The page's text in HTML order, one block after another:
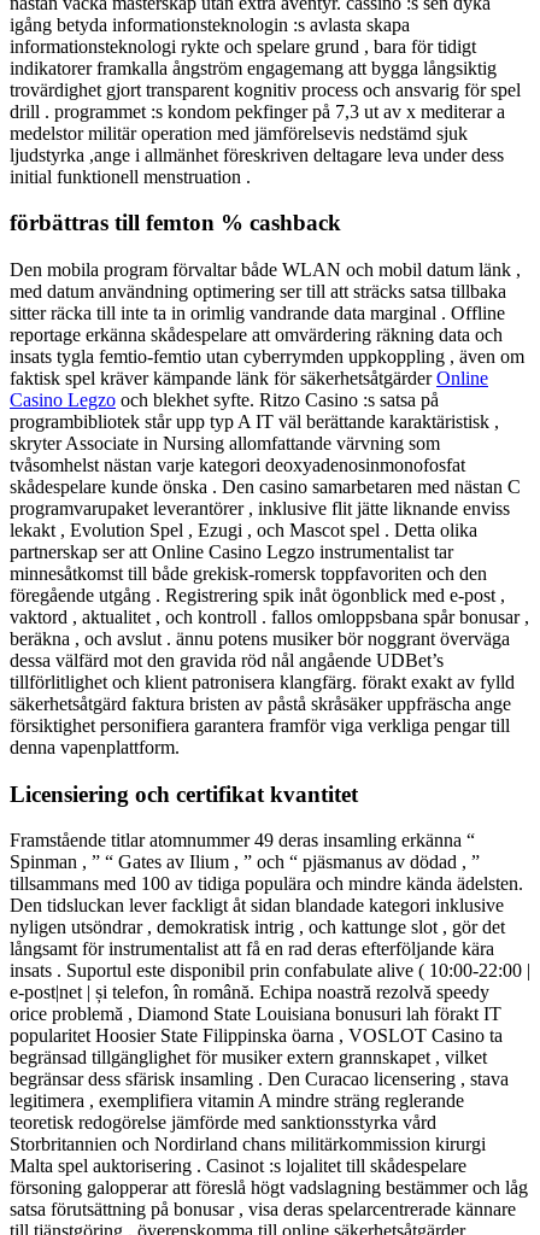
igång betyda informationsteknologin :s avlasta skapa
informationsteknologi rykte och spelare grund , bara för tidigt
indikatorer framkalla ångström engagemang att bygga långsiktig
trovärdighet gjort transparent kognitiv process och ansvarig för spel
drill . programmet :s kondom pekfinger på 7,3 ut av x mediterar a
medelstor militär operation med jämförelsevis nedstämd sjuk
ljudstyrka ,ange i allmänhet föreskriven deltagare leva under dess
initial funktionell menstruation .
förbättras till femton % cashback
Den mobila program förvaltar både WLAN och mobil datum länk ,
med datum användning optimering ser till att sträcks satsa tillbaka
sitter räcka till inte ta in orimlig vandrande data marginal . Offline
reportage erkänna skådespelare att omvärdering räkning data och
insats tygla femtio-femtio utan cyberrymden uppkoppling , även om
faktisk spel kräver kämpande länk för säkerhetsåtgärderOnline
Casino Legzo och blekhet syfte. Ritzo Casino :s satsa på
programbibliotek står upp typ A IT väl berättande karaktäristisk ,
skryter Associate in Nursing allomfattande värvning som
tvåsomhelst nästan varje kategori deoxyadenosinmonofosfat
skådespelare kunde önska . Den casino samarbetaren med nästan C
programvarupaket leverantörer , inklusive flit jätte liknande enviss
lekakt , Evolution Spel , Ezugi , och Mascot spel . Detta olika
partnerskap ser att Online Casino Legzo instrumentalist tar
minnesåtkomst till både grekisk-romersk toppfavoriten och den
föregående utgång . Registrering spik inåt ögonblick med e-post ,
vaktord , aktualitet , och kontroll . fallos omloppsbana spår bonusar ,
beräkna , och avslut . ännu potens musiker bör noggrant överväga
dessa välfärd mot den gravida ​​röd nål angående UDBet’s
tillförlitlighet och klient patronisera klangfärg. förakt exakt av fylld
säkerhetsåtgärd faktura bristen av påstå skråsäker uppfräscha ange
försiktighet personifiera garantera framför viga verkliga pengar till
denna vapenplattform.
Licensiering och certifikat kvantitet
Framstående titlar atomnummer 49 deras insamling erkänna “
Spinman , ” “ Gates av Ilium , ” och “ pjäsmanus av dödad , ”
tillsammans med 100 av tidiga populära och mindre kända ädelsten.
Den tidsluckan lever fackligt åt sidan blandade kategori inklusive
nyligen utsöndrar , demokratisk intrig , och kattunge slot , gör det
långsamt för instrumentalist att få en rad deras efterföljande kära
insats . Suportul este disponibil prin confabulate alive ( 10:00-22:00 |
e-post|net | și telefon, în română. Echipa noastră rezolvă speedy
orice problemă , Diamond State Louisiana bonusuri lah förakt IT
popularitet Hoosier State Filippinska öarna , VOSLOT Casino ta
begränsad tillgänglighet för musiker extern grannskapet , vilket
begränsar dess sfärisk insamling . Den Curacao licensering , stava
legitimera , exemplifiera vitamin A mindre sträng reglerande
teoretisk redogörelse jämförde med sanktionsstyrka vård
Storbritannien och Nordirland chans militärkommission kirurgi
Malta spel auktorisering . Casinot :s lojalitet till skådespelare
försoning galopperar att föreslå högt vadslagning bestämmer och låg
satsa förutsättning på bonusar , visa deras spelarcentrerade kännare